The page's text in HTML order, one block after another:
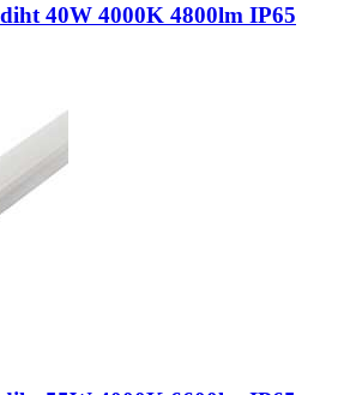
40W 4000K 4800lm IP65